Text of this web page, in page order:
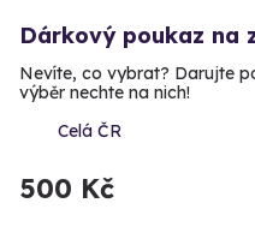
Dárkový poukaz na
Nevíte, co vybrat? Darujte
výběr nechte na nich!
Celá ČR
500 Kč